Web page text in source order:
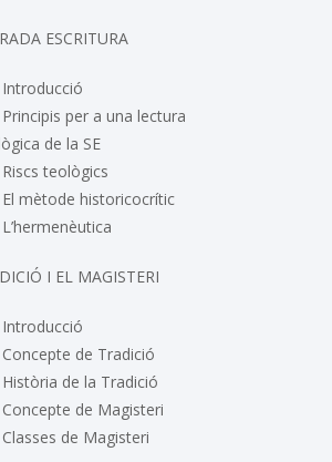
ESCRITURA
Introducció
Principis per a una lectura
de la SE
Riscs teològics
El mètode historicocrític
I EL MAGISTERI
Introducció
Concepte de Tradició
Història de la Tradició
Concepte de Magisteri
Classes de Magisteri